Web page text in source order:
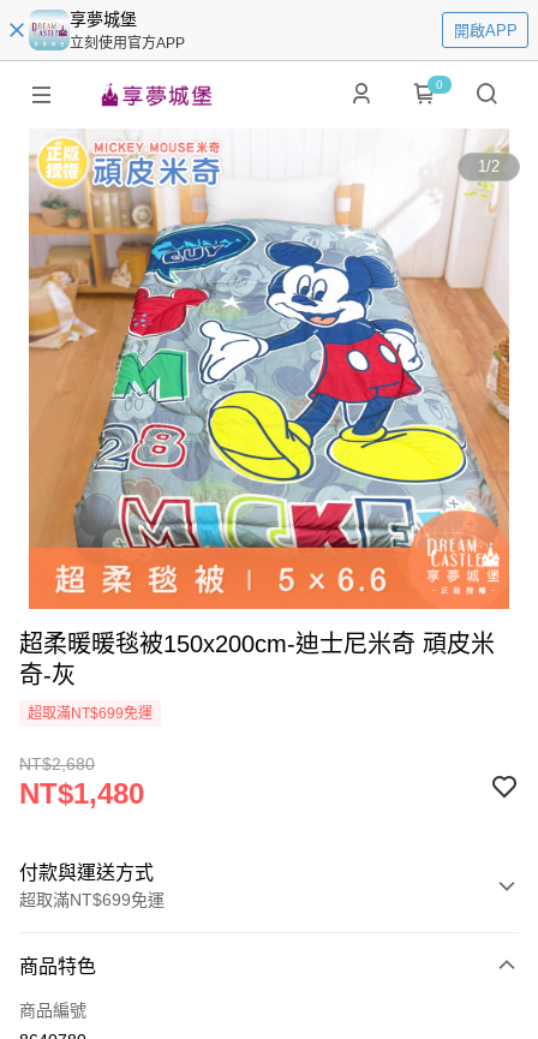
享夢城堡
立刻使用官方APP
開啟APP
0
1/2
超柔暖暖毯被150x200cm-迪士尼米奇 頑皮米
奇-灰
超取滿NT$699免運
NT$2,680
NT$1,480
付款與運送方式
超取滿NT$699免運
信用卡一次付款
超商取貨付款
商品特色
商品編號